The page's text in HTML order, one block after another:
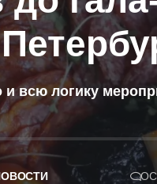
и всю логику